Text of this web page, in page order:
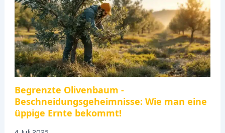
Begrenzte Olivenbaum -
Beschneidungsgeheimnisse: Wie man eine
üppige Ernte bekommt!